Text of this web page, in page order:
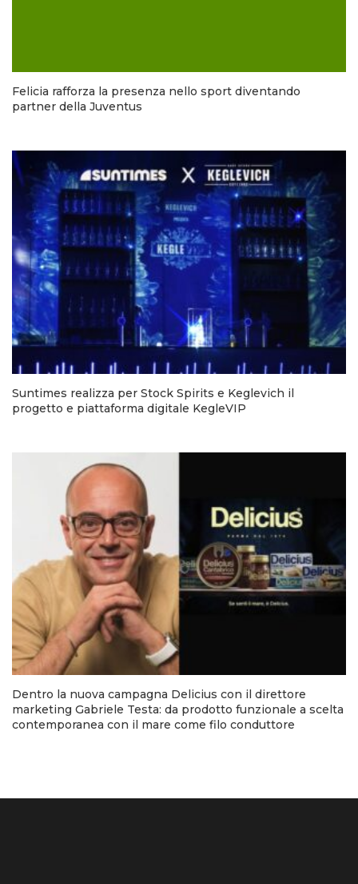
Felicia rafforza la presenza nello sport diventando
partner della Juventus
Suntimes realizza per Stock Spirits e Keglevich il
progetto e piattaforma digitale KegleVIP
Dentro la nuova campagna Delicius con il direttore
marketing Gabriele Testa: da prodotto funzionale a scelta
contemporanea con il mare come filo conduttore